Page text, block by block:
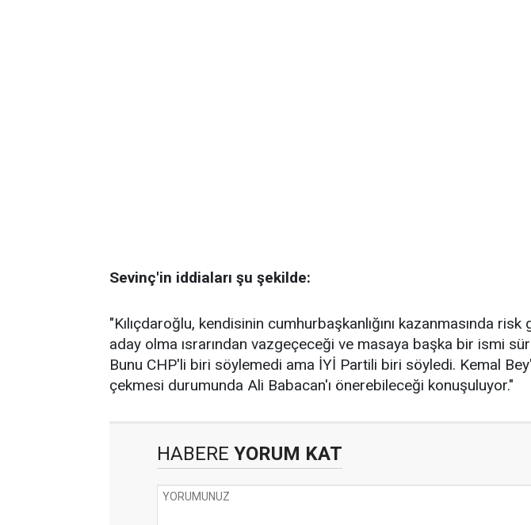
Sevinç'in iddiaları şu şekilde:
"Kılıçdaroğlu, kendisinin cumhurbaşkanlığını kazanmasında
aday olma ısrarından vazgeçeceği ve masaya başka bir ismi
Bunu CHP'li biri söylemedi ama İYİ Partili biri söyledi. Kemal
çekmesi durumunda Ali Babacan'ı önerebileceği konuşuluyor."
HABERE YORUM KAT